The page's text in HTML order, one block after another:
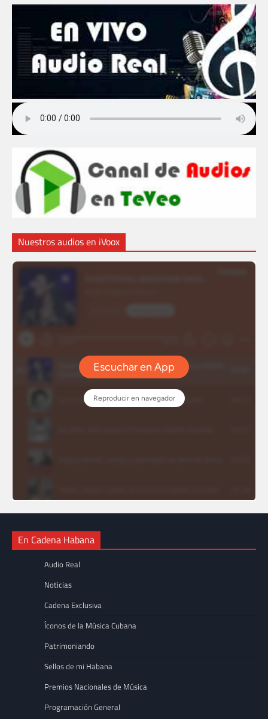
Nuestros audios en iVoox
En Cadena Habana
Audio Real
Noticias
Cadena Exclusiva
Íconos de la Música Cubana
Patrimoniando
Sellos de mi Habana
Premios Nacionales de Música
Programación General